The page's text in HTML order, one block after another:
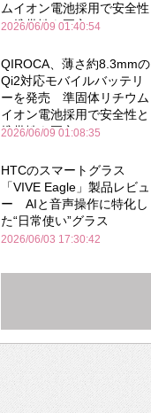
ムイオン電池採用で安全性
と携帯性を両立
2026/06/09 01:40:54
QIROCA、薄さ約8.3mmの
Qi2対応モバイルバッテリ
ーを発売 準固体リチウム
イオン電池採用で安全性と
携帯性を両立
2026/06/09 01:08:35
HTCのスマートグラス
「VIVE Eagle」製品レビュ
ー AIと音声操作に特化し
た“日常使い”グラス
2026/06/03 17:30:42